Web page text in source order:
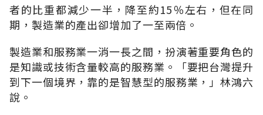
者的比重都減少一半，降至約15％左右，但在同
期，製造業的產出卻增加了一至兩倍。
製造業和服務業一消一長之間，扮演著重要角色的
是知識或技術含量較高的服務業。「要把台灣提升
到下一個境界，靠的是智慧型的服務業，」林鴻六
說。